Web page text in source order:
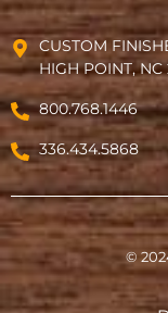
CUSTOM
HIGH POINT,
800.768.1446
336.434.5868
©